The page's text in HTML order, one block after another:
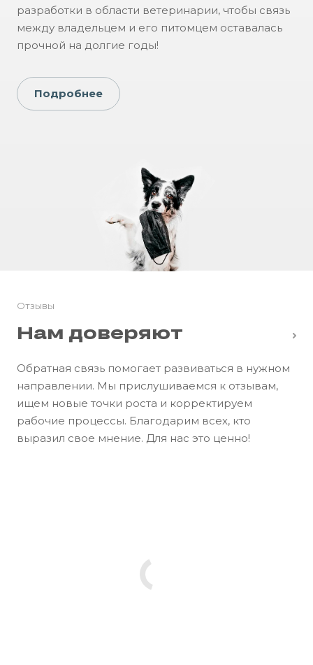
разработки в области ветеринарии, чтобы связь
между владельцем и его питомцем оставалась
прочной на долгие годы!
Подробнее
Отзывы
Нам доверяют
Обратная связь помогает развиваться в нужном
направлении. Мы прислушиваемся к отзывам,
ищем новые точки роста и корректируем
рабочие процессы. Благодарим всех, кто
выразил свое мнение. Для нас это ценно!